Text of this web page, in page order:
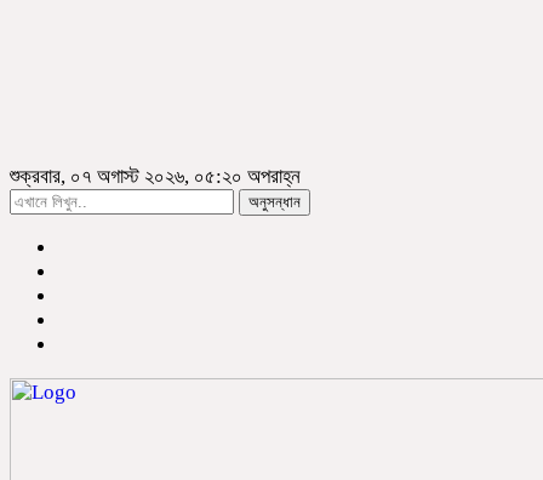
শুক্রবার, ০৭ অগাস্ট ২০২৬, ০৫:২০ অপরাহ্ন
অনুসন্ধান